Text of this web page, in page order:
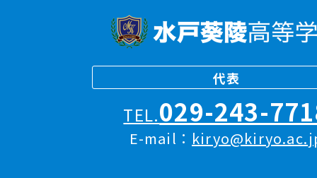
代表
TEL.029-243-
E-mail：